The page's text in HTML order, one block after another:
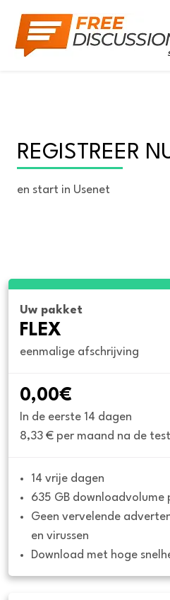
REGISTREER
en start in Usenet
Uw pakket
FLEX
eenmalige afschrijving
0,00€
In de eerste 14 dagen
8,33 € per maand na de
14 vrije dagen
635 GB downloadvolume
Geen vervelende
en virussen
Download met hoge